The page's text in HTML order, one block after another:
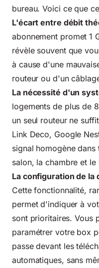
bureau. Voici ce que
L'écart entre débit
abonnement promet 1
révèle souvent que
à cause d'une
routeur ou d'un
La nécessité d'un
logements de plus de
un seul routeur ne
Link Deco, Google
signal homogène
salon, la chambre et le
La configuration de la
Cette fonctionnalité,
permet d'indiquer à
sont prioritaires. Vous
paramétrer votre box
passe devant les
automatiques, sans